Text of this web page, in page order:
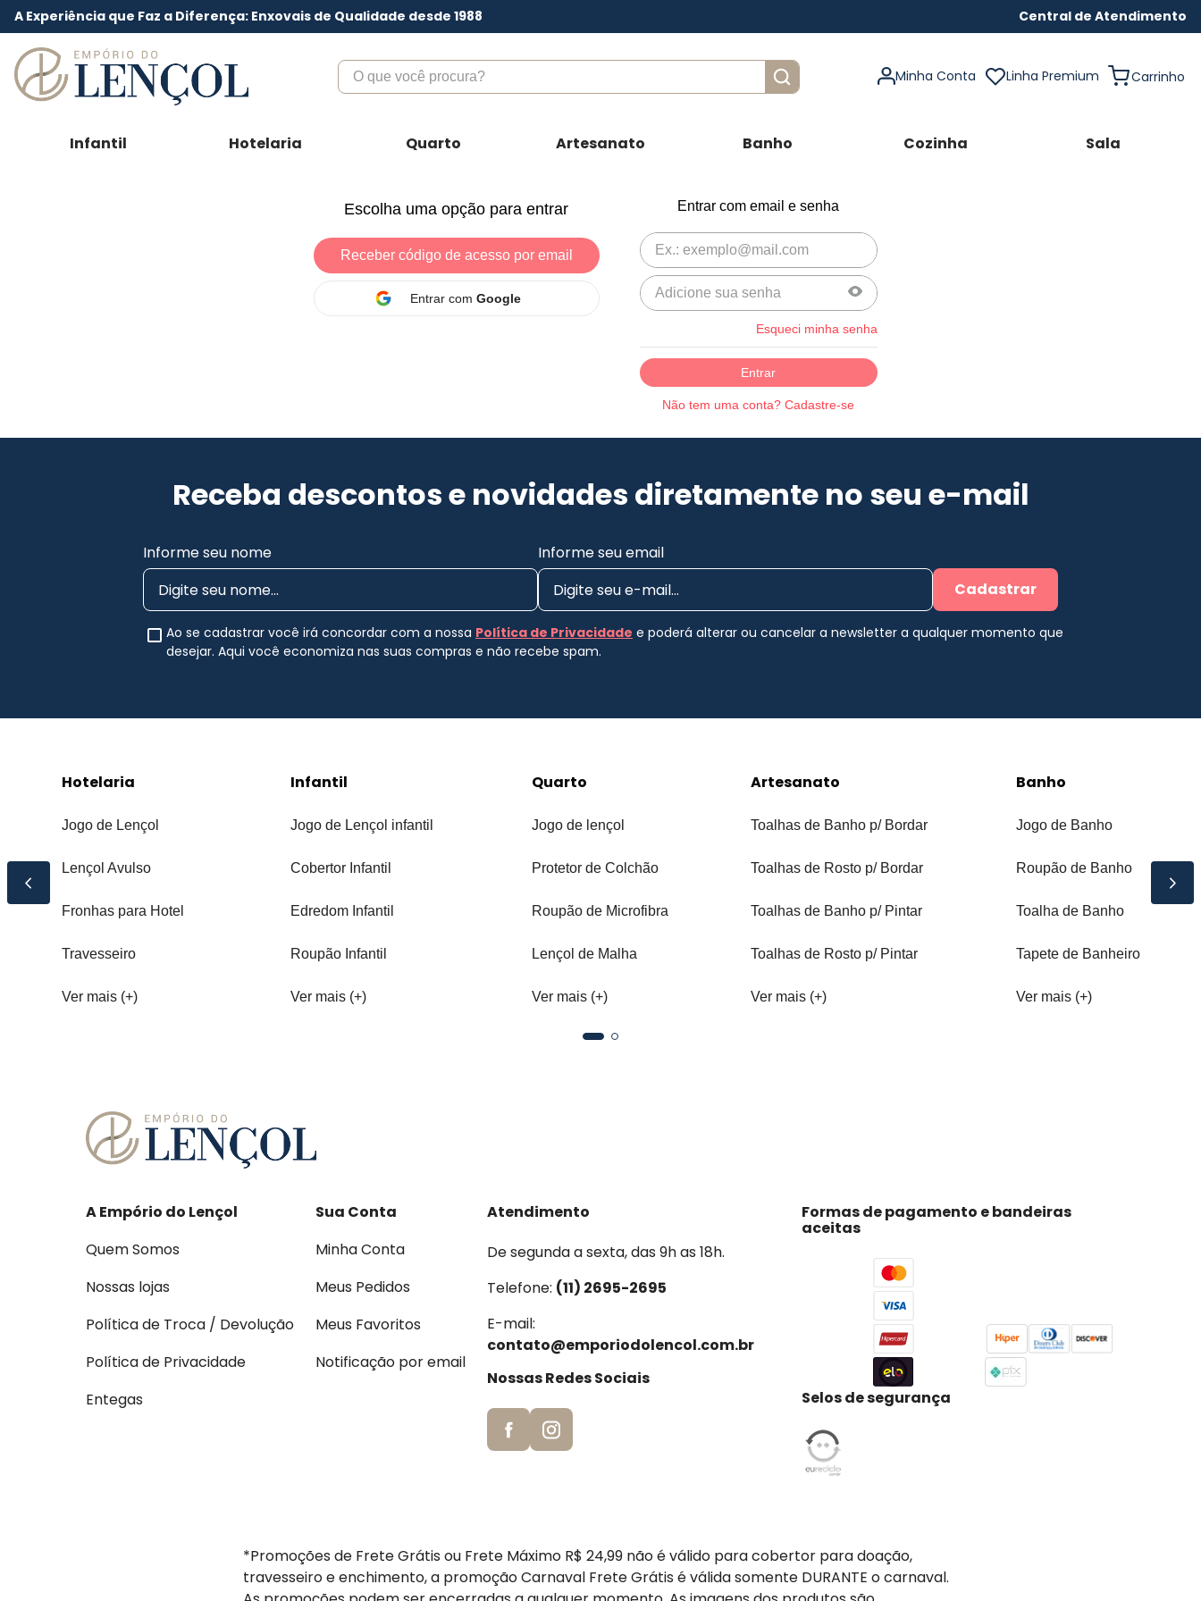
A Experiência que Faz a Diferença: Enxovais de Qualidade desde 1988 Central de Atendimento
O que você procura?
Minha Conta Linha Premium
Infantil Hotelaria Quarto Artesanato Banho Cozinha Sala
Escolha uma opção para entrar
Receber código de acesso por email
Entrar com Google
Entrar com email e senha
Esqueci minha senha
Entrar
Não tem uma conta? Cadastre-se
Receba descontos e novidades diretamente no seu e-mail
Informe seu nome
Informe seu email
Cadastrar
Ao se cadastrar você irá concordar com a nossa Política de Privacidade e poderá alterar ou cancelar a newsletter a qualquer momento que
desejar. Aqui você economiza nas suas compras e não recebe spam.
Hotelaria
Jogo de Lençol
Lençol Avulso
Fronhas para Hotel
Travesseiro
Ver mais (+)
Infantil
Jogo de Lençol infantil
Cobertor Infantil
Edredom Infantil
Roupão Infantil
Ver mais (+)
Quarto
Jogo de lençol
Protetor de Colchão
Roupão de Microfibra
Lençol de Malha
Ver mais (+)
Artesanato
Toalhas de Banho p/ Bordar
Toalhas de Rosto p/ Bordar
Toalhas de Banho p/ Pintar
Toalhas de Rosto p/ Pintar
Ver mais (+)
Banho
Jogo de Banho
Roupão de Banho
Toalha de Banho
Tapete de Banheiro
Ver mais (+)
A Empório do Lençol
Quem Somos
Nossas lojas
Política de Troca / Devolução
Política de Privacidade
Entegas
Sua Conta
Minha Conta
Meus Pedidos
Meus Favoritos
Notificação por email
Atendimento
De segunda a sexta, das 9h as 18h.
Telefone: (11) 2695-2695
E-mail:
contato@emporiodolencol.com.br
Nossas Redes Sociais
Formas de pagamento e bandeiras
aceitas
Selos de segurança
*Promoções de Frete Grátis ou Frete Máximo R$ 24,99 não é válido para cobertor para doação,
travesseiro e enchimento, a promoção Carnaval Frete Grátis é válida somente DURANTE o carnaval.